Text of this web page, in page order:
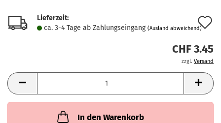
Lieferzeit:
ca. 3-4 Tage ab Zahlungseingang (Ausland abweichend)
CHF 3.45
zzgl. Versand
In den Warenkorb